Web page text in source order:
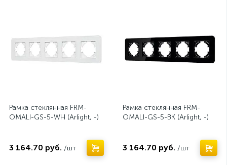
Рамка стеклянная FRM-
OMALI-GS-5-WH (Arlight, -)
3 164.70 руб. /шт
Рамка стеклянная FRM-
OMALI-GS-5-BK (Arlight, -)
3 164.70 руб. /шт